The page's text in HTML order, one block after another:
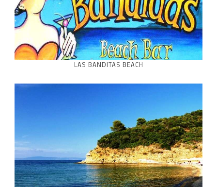
LAS BANDITAS BEACH